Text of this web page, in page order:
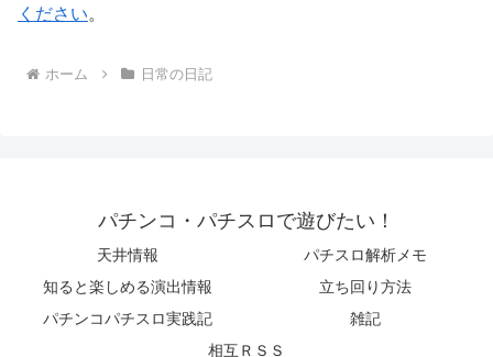
ください。
ホーム 日常の日記
パチンコ・パチスロで遊びたい！
天井情報
パチスロ解析メモ
知ると楽しめる演出情報
立ち回り方法
パチンコパチスロ実践記
雑記
相互ＲＳＳ